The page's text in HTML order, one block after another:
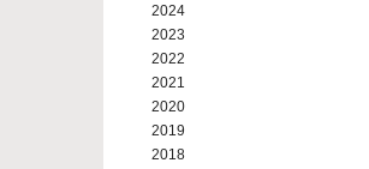
2024
2023
2022
2021
2020
2019
2018